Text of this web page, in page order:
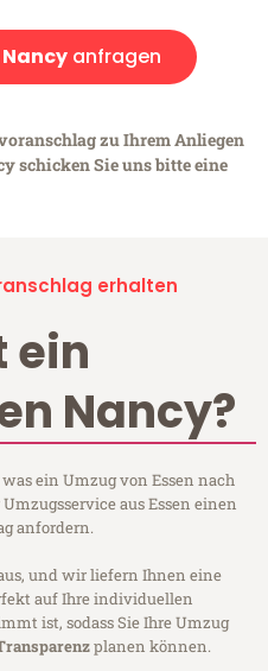
anfragen
zu Ihrem Anliegen
schicken Sie uns bitte eine
erhalten
ein
Nancy?
ein Umzug von Essen nach
aus Essen einen
anfordern.
und wir liefern Ihnen eine
auf Ihre individuellen
ist, sodass Sie Ihre Umzug
planen können.